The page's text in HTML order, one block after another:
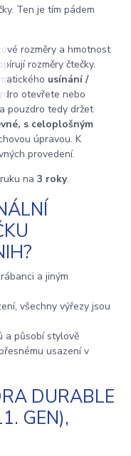
Ten je tím pádem
rozměry a hmotnost
rozměry čtečky.
usínání /
otevřete nebo
a pouzdro tedy držet
s celoplošným
úpravou. K
provedení.
na 3 roky.
a jiným
všechny výřezy jsou
a působí stylově
usazení v
DURABLE
GEN),